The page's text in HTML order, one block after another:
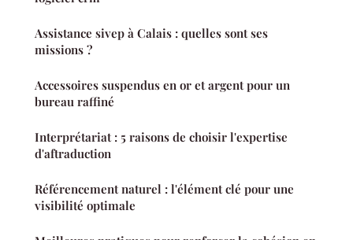
Assistance sivep à Calais : quelles sont ses
missions ?
Accessoires suspendus en or et argent pour un
bureau raffiné
Interprétariat : 5 raisons de choisir l'expertise
d'aftraduction
Référencement naturel : l'élément clé pour une
visibilité optimale